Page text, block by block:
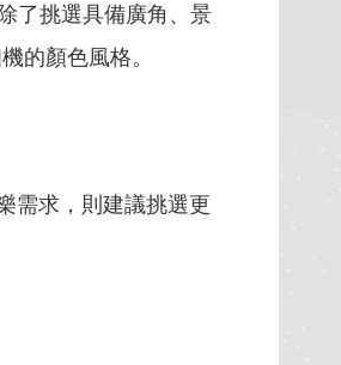
了挑選具備廣角、景
的顏色風格。
需求，則建議挑選更